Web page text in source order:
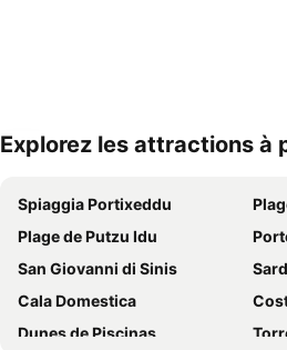
Explorez les attractions à
Spiaggia Portixeddu
Plage de Putzu Idu
San Giovanni di Sinis
Cala Domestica
Dunes de Piscinas